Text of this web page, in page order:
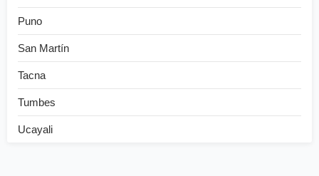
Puno
San Martín
Tacna
Tumbes
Ucayali